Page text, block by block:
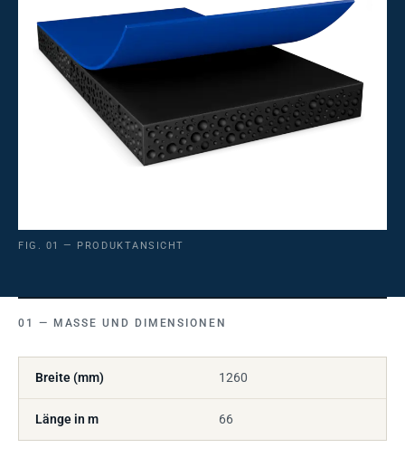
FIG. 01 — PRODUKTANSICHT
MASSE UND DIMENSIONEN
Breite (mm) 1260
Länge in m 66